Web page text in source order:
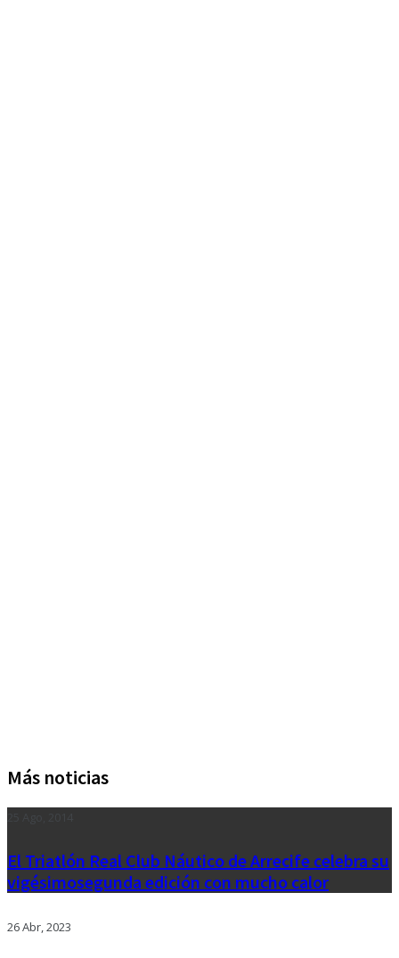
Más noticias
El Triatlón Real Club Náutico de Arrecife celebra su
vigésimosegunda edición con mucho calor
26 Abr, 2023